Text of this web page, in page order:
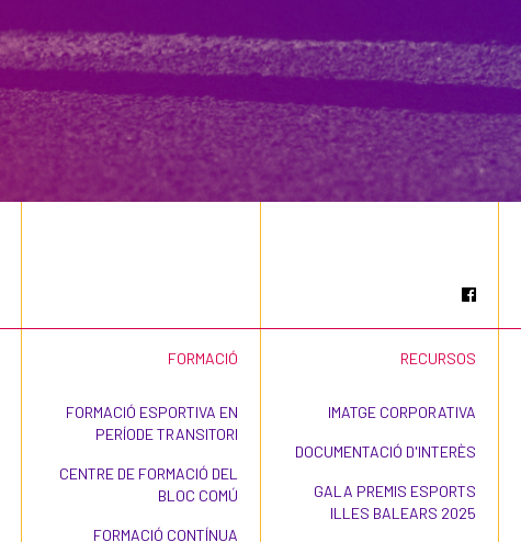
FORMACIÓ
FORMACIÓ ESPORTIVA EN
PERÍODE TRANSITORI
CENTRE DE FORMACIÓ DEL
BLOC COMÚ
FORMACIÓ CONTÍNUA
RECURSOS
IMATGE CORPORATIVA
DOCUMENTACIÓ D'INTERÈS
GALA PREMIS ESPORTS
ILLES BALEARS 2025